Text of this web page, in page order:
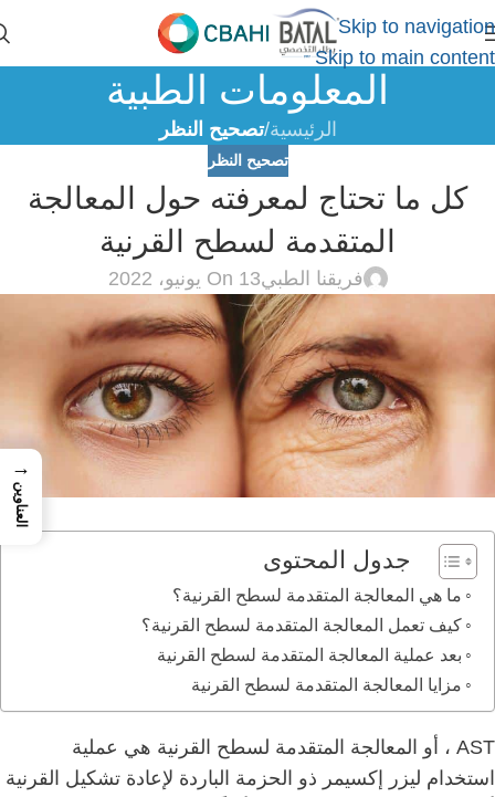
Skip to navigation
Skip to main content
المعلومات الطبية
الرئيسية/تصحيح النظر
تصحيح النظر
كل ما تحتاج لمعرفته حول المعالجة
المتقدمة لسطح القرنية
فريقنا الطبيOn 13 يونيو، 2022
جدول المحتوى
ما هي المعالجة المتقدمة لسطح القرنية؟
كيف تعمل المعالجة المتقدمة لسطح القرنية؟
بعد عملية المعالجة المتقدمة لسطح القرنية
مزايا المعالجة المتقدمة لسطح القرنية
AST ، أو المعالجة المتقدمة لسطح القرنية هي عملية
استخدام ليزر إكسيمر ذو الحزمة الباردة لإعادة تشكيل القرنية
→
العناوين